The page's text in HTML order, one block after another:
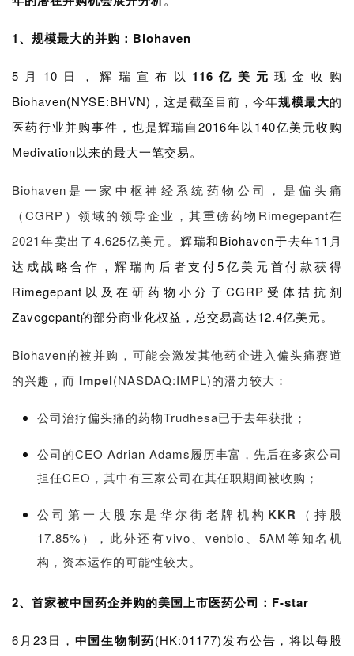
1、规模最大的并购：Biohaven
5月10日，辉瑞宣布以 116亿美元现金收购
Biohaven(NYSE:BHVN)，这是截至目前，今年规模最大的
医药行业并购事件，也是辉瑞自2016年以140亿美元收购
Medivation以来的最大一笔交易。
Biohaven是一家中枢神经系统药物公司，是偏头痛
（CGRP）领域的领导企业，其重磅药物Rimegepant在
2021年卖出了4.625亿美元。 辉瑞和Biohaven于去年11月
达成战略合作，辉瑞向后者支付5亿美元首付款获得
Rimegepant以及在研药物小分子CGRP受体拮抗剂
Zavegepant的部分商业化权益，总交易高达12.4亿美元。
Biohaven的被并购，可能会激发其他药企进入偏头痛赛道
的兴趣，而 Impel(NASDAQ:IMPL)的潜力较大：
公司治疗偏头痛的药物Trudhesa已于去年获批；
公司的CEO Adrian Adams履历丰富，先后在多家公司
担任CEO，其中有三家公司在其任职期间被收购；
公司第一大股东是华尔街老牌机构 KKR （持股
17.85%），此外还有vivo、venbio、5AM等知名机
构，资本运作的可能性较大。
2、首家被中国药企并购的美国上市医药公司：F-star
6月23日， 中国生物制药(HK:01177)发布公告，将以每股